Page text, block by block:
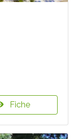
Fiche